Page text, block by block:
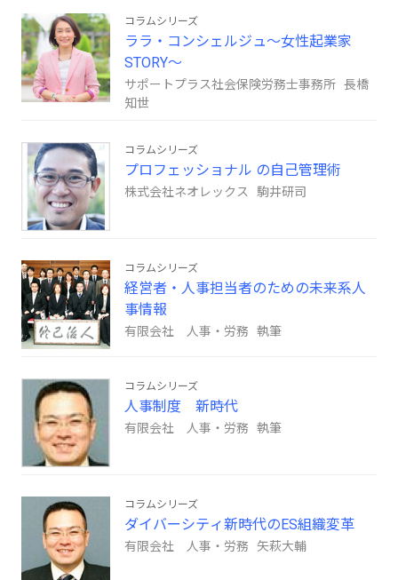
コラムシリーズ
ララ・コンシェルジュ～女性起業家
STORY～
サポートプラス社会保険労務士事務所 長橋
知世
コラムシリーズ
プロフェッショナル の自己管理術
株式会社ネオレックス 駒井研司
コラムシリーズ
経営者・人事担当者のための未来系人
事情報
有限会社 人事・労務 執筆
コラムシリーズ
人事制度 新時代
有限会社 人事・労務 執筆
コラムシリーズ
ダイバーシティ新時代のES組織変革
有限会社 人事・労務 矢萩大輔